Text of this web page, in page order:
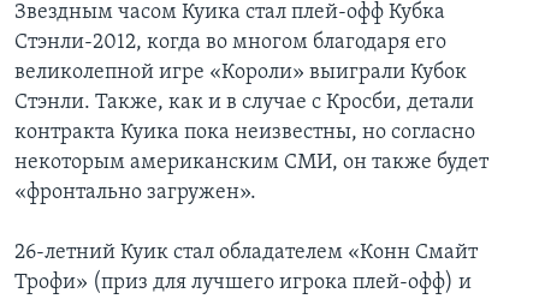
Звездным часом Куика стал плей-офф Кубка
Стэнли-2012, когда во многом благодаря его
великолепной игре «Короли» выиграли Кубок
Стэнли. Также, как и в случае с Кросби, детали
контракта Куика пока неизвестны, но согласно
некоторым американским СМИ, он также будет
«фронтально загружен».
26-летний Куик стал обладателем «Конн Смайт
Трофи» (приз для лучшего игрока плей-офф) и